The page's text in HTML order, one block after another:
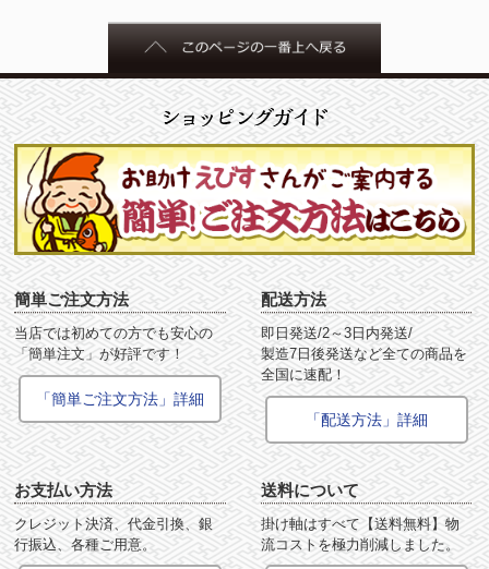
簡単ご注文方法
当店では初めての方でも安心の
「簡単注文」が好評です！
「簡単ご注文方法」詳細
配送方法
即日発送/2～3日内発送/
製造7日後発送など全ての商品を
全国に速配！
「配送方法」詳細
お支払い方法
クレジット決済、代金引換、銀
行振込、各種ご用意。
送料について
掛け軸はすべて【送料無料】物
流コストを極力削減しました。